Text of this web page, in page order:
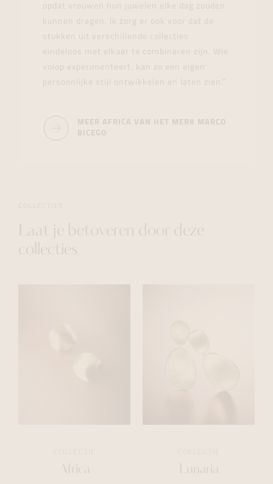
opdat vrouwen hun juwelen elke dag zouden
kunnen dragen. Ik zorg er ook voor dat de
stukken uit verschillende collecties
eindeloos met elkaar te combineren zijn. Wie
volop experimenteert, kan zo een eigen
persoonlijke stijl ontwikkelen en laten zien.”
MEER AFRICA VAN HET MERK MARCO
BICEGO
Laat je betoveren door deze
collecties
Africa Lunaria